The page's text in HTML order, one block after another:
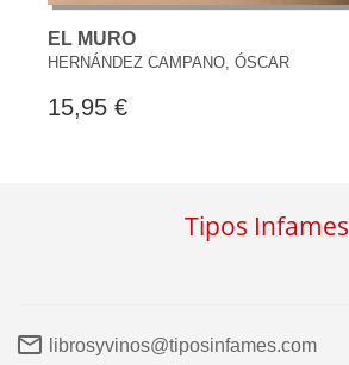
EL MURO
HERNÁNDEZ CAMPANO, ÓSCAR
15,95 €
Tipos Infames
librosyvinos@tiposinfames.com